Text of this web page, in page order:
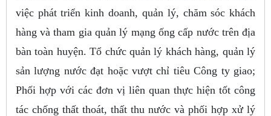
việc phát triển kinh doanh, quản lý, chăm sóc khách
hàng và tham gia quản lý mạng ống cấp nước trên địa
bàn toàn huyện. Tổ chức quản lý khách hàng, quản lý
sản lượng nước đạt hoặc vượt chỉ tiêu Công ty giao;
Phối hợp với các đơn vị liên quan thực hiện tốt công
tác chống thất thoát, thất thu nước và phối hợp xử lý